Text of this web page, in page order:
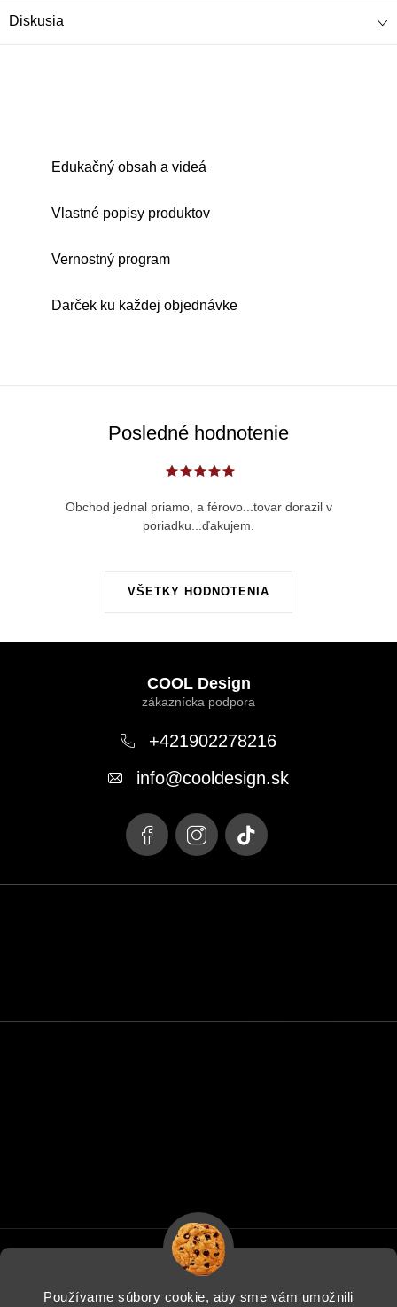
Používame súbory cookie, aby sme vám umožnili
Diskusia
Edukačný obsah a videá
Vlastné popisy produktov
Vernostný program
Darček ku každej objednávke
Posledné hodnotenie
VŠETKY HODNOTENIA
Obchod jednal priamo, a férovo...tovar dorazil v
poriadku...ďakujem.
COOL Design
+421902278216
info@cooldesign.sk